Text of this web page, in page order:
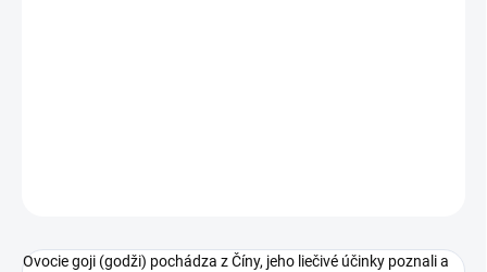
Ovocie goji (godži) pochádza z Číny, jeho liečivé účinky poznali a